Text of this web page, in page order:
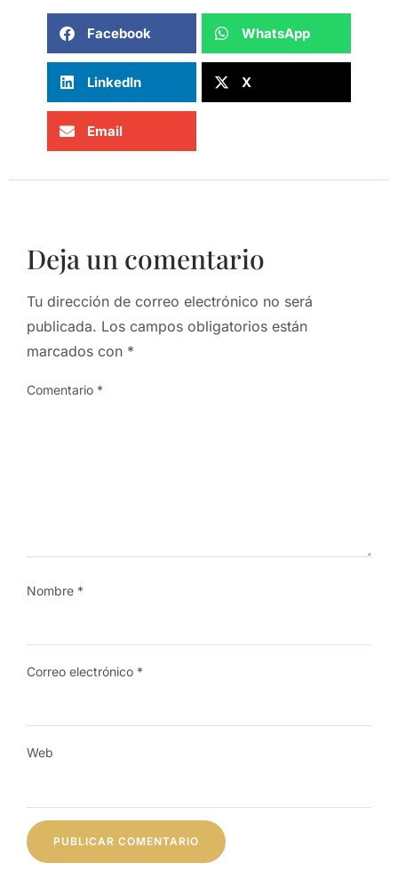
Facebook WhatsApp
LinkedIn X
Email
Deja un comentario
Tu dirección de correo electrónico no será
publicada. Los campos obligatorios están
marcados con *
Comentario *
Nombre *
Correo electrónico *
Web